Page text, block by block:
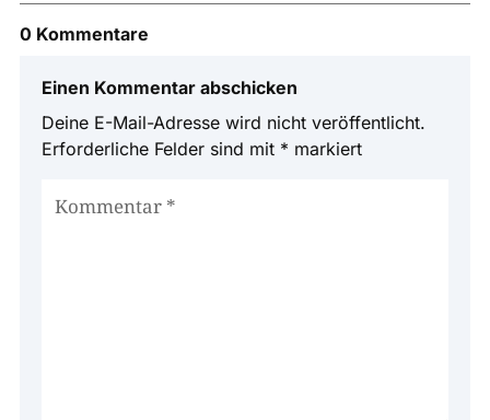
0 Kommentare
Einen Kommentar abschicken
Deine E-Mail-Adresse wird nicht veröffentlicht.
Erforderliche Felder sind mit * markiert